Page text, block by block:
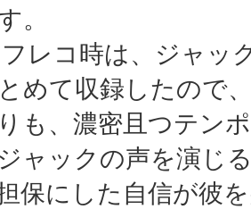
。
レコ時は、ジャッ
めて収録したので
も、濃密且つテン
ャックの声を演じ
保にした自信が彼